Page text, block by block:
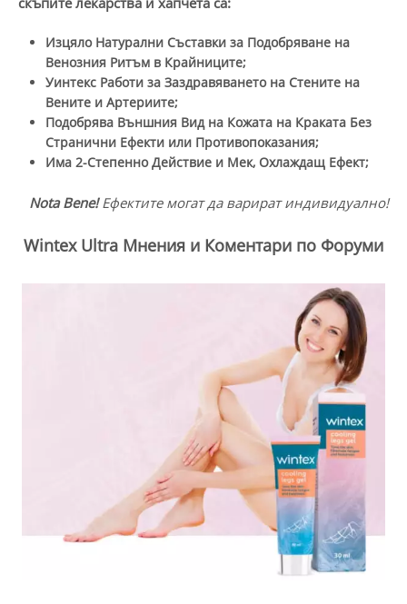
Изцяло Натурални Съставки за Подобряване на
Венозния Ритъм в Крайниците;
Уинтекс Работи за Заздравяването на Стените на
Вените и Артериите;
Подобрява Външния Вид на Кожата на Краката Без
Странични Ефекти или Противопоказания;
Има 2-Степенно Действие и Мек, Охлаждащ Ефект;
Nota Bene!Ефектите могат да варират индивидуално!
Wintex Ultra Мнения и Коментари по Форуми